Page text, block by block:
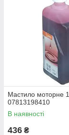
Мастило моторне 1
07813198410
В наявності
436 ₴